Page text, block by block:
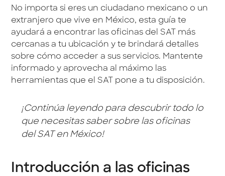
No importa si eres un ciudadano mexicano o un
extranjero que vive en México, esta guía te
ayudará a encontrar las oficinas del SAT más
cercanas a tu ubicación y te brindará detalles
sobre cómo acceder a sus servicios. Mantente
informado y aprovecha al máximo las
herramientas que el SAT pone a tu disposición.
¡Continúa leyendo para descubrir todo lo
que necesitas saber sobre las oficinas
del SAT en México!
Introducción a las oficinas